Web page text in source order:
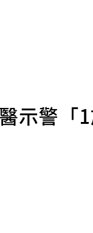
示警「